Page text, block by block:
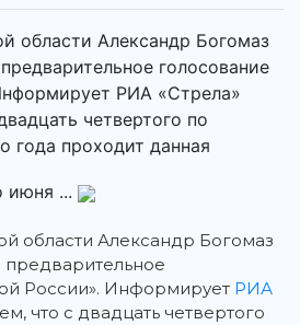
области Александр Богомаз
голосование
РИА «Стрела»
четвертого по
года проходит данная
июня ...
области Александр Богомаз
России». Информирует РИА
что с двадцать четвертого